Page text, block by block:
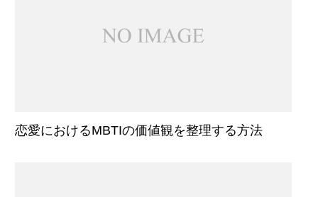
恋愛におけるMBTIの価値観を整理する方法